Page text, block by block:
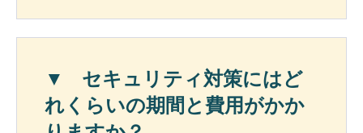
セキュリティ対策にはど
れくらいの期間と費用がかか